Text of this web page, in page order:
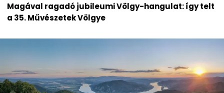
Magával ragadó jubileumi Völgy-hangulat: így telt
a 35. Művészetek Völgye